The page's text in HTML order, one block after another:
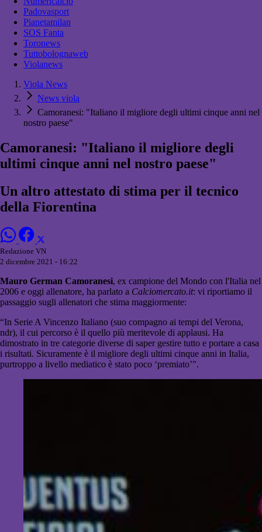
Padovasport
Pianetamilan
SOS Fanta
Toronews
Tuttobolognaweb
Violanews
Viola News
News viola
Camoranesi: "Italiano il migliore degli ultimi cinque anni nel
nostro paese"
Camoranesi: "Italiano il migliore degli
ultimi cinque anni nel nostro paese"
Un altro attestato di stima per il tecnico
della Fiorentina
Redazione VN
2 dicembre 2021 - 16:22
Mauro German Camoranesi, ex campione del Mondo con l'Italia nel
2006 e oggi allenatore, ha parlato a Calciomercato.it: vi riportiamo il
passaggio sugli allenatori che stima maggiormente:
“In Serie A Vincenzo Italiano (suo compagno ai tempi del Verona,
ndr), il cui percorso è il quello più meritevole di applausi. Ha
dimostrato in tre categorie diverse di saper gestire tutto e portare a casa
i risultati. Sicuramente è il migliore degli ultimi cinque anni in Italia,
purtroppo a livello mediatico è stato poco ‘premiato’".